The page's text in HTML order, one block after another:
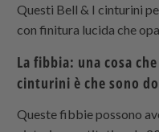
Questi Bell & I cinturini
con finitura lucida che
La fibbia: una cosa
cinturini è che sono
Queste fibbie possono